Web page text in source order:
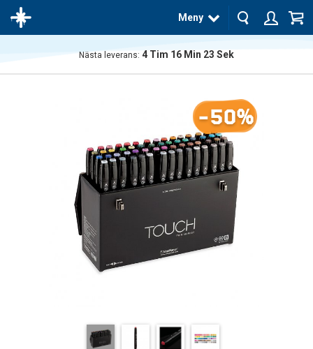
Meny
Nästa leverans: 4 Tim 16 Min 23 Sek
-50%